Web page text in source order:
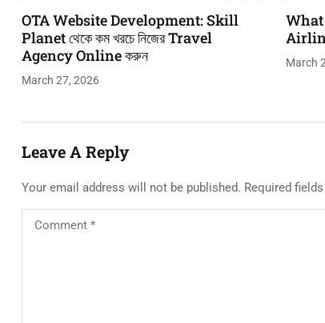
OTA Website Development: Skill
Planet থেকে কম খরচে নিজের Travel
Agency Online করুন
March 27, 2026
What
March
Leave A Reply
Your email address will not be published. Required